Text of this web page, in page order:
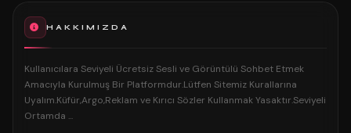
HAKKIMIZDA
Kullanıcılara Seviyeli Ücretsiz Sesli ve Görüntülü Sohbet Etmek
Amacıyla Kurulmuş Bir Platformdur.Lütfen Sitemiz Kurallarına
Uyalım.Küfür,Argo,Reklam ve Kırıcı Sözler Kullanmak Yasaktır.Seviyeli
Ortamda ...